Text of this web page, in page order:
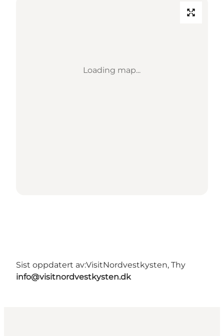
Loading map...
Sist oppdatert av:VisitNordvestkysten, Thy
info@visitnordvestkysten.dk